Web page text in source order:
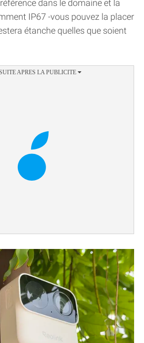
dans le domaine et la
IP67 -vous pouvez la placer
étanche quelles que soient